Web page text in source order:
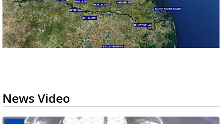
News Video